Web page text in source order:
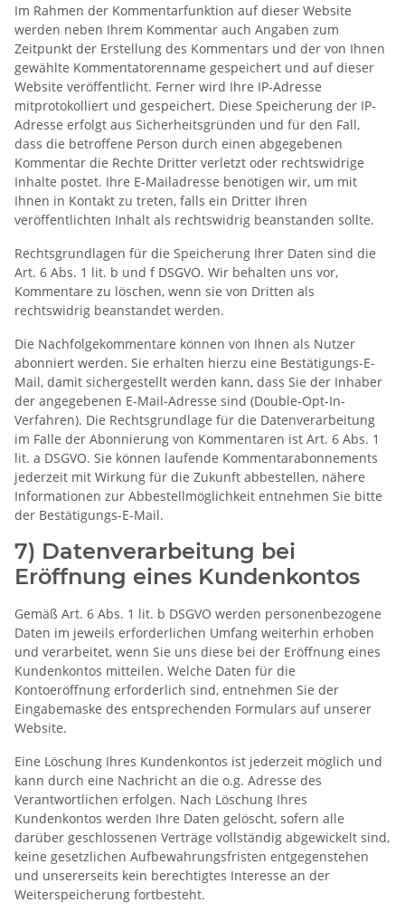
Im Rahmen der Kommentarfunktion auf dieser Website
werden neben Ihrem Kommentar auch Angaben zum
Zeitpunkt der Erstellung des Kommentars und der von Ihnen
gewählte Kommentatorenname gespeichert und auf dieser
Website veröffentlicht. Ferner wird Ihre IP-Adresse
mitprotokolliert und gespeichert. Diese Speicherung der IP-
Adresse erfolgt aus Sicherheitsgründen und für den Fall,
dass die betroffene Person durch einen abgegebenen
Kommentar die Rechte Dritter verletzt oder rechtswidrige
Inhalte postet. Ihre E-Mailadresse benötigen wir, um mit
Ihnen in Kontakt zu treten, falls ein Dritter Ihren
veröffentlichten Inhalt als rechtswidrig beanstanden sollte.
Rechtsgrundlagen für die Speicherung Ihrer Daten sind die
Art. 6 Abs. 1 lit. b und f DSGVO. Wir behalten uns vor,
Kommentare zu löschen, wenn sie von Dritten als
rechtswidrig beanstandet werden.
Die Nachfolgekommentare können von Ihnen als Nutzer
abonniert werden. Sie erhalten hierzu eine Bestätigungs-E-
Mail, damit sichergestellt werden kann, dass Sie der Inhaber
der angegebenen E-Mail-Adresse sind (Double-Opt-In-
Verfahren). Die Rechtsgrundlage für die Datenverarbeitung
im Falle der Abonnierung von Kommentaren ist Art. 6 Abs. 1
lit. a DSGVO. Sie können laufende Kommentarabonnements
jederzeit mit Wirkung für die Zukunft abbestellen, nähere
Informationen zur Abbestellmöglichkeit entnehmen Sie bitte
der Bestätigungs-E-Mail.
7) Datenverarbeitung bei
Eröffnung eines Kundenkontos
Gemäß Art. 6 Abs. 1 lit. b DSGVO werden personenbezogene
Daten im jeweils erforderlichen Umfang weiterhin erhoben
und verarbeitet, wenn Sie uns diese bei der Eröffnung eines
Kundenkontos mitteilen. Welche Daten für die
Kontoeröffnung erforderlich sind, entnehmen Sie der
Eingabemaske des entsprechenden Formulars auf unserer
Website.
Eine Löschung Ihres Kundenkontos ist jederzeit möglich und
kann durch eine Nachricht an die o.g. Adresse des
Verantwortlichen erfolgen. Nach Löschung Ihres
Kundenkontos werden Ihre Daten gelöscht, sofern alle
darüber geschlossenen Verträge vollständig abgewickelt sind,
keine gesetzlichen Aufbewahrungsfristen entgegenstehen
und unsererseits kein berechtigtes Interesse an der
Weiterspeicherung fortbesteht.